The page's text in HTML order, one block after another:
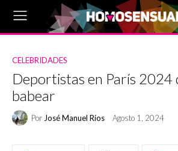
CELEBRIDADES
Deportistas en París 2024
babear
Por José Manuel Ríos Agosto 1, 2024